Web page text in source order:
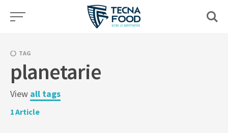
TAG
planetarie
View all tags
1Article